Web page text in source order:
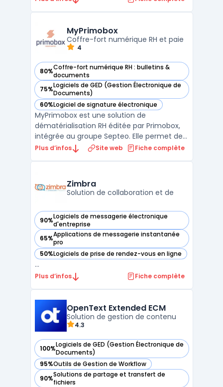
que l'entesure de la rétroaction en temps
réel, l ...
MyPrimobox
Coffre-fort numérique RH et paie
4
80%Coffre-fort numérique RH : bulletins &
documents
— voir MyPrimobox dans cette catégorie
75%Logiciels de GED (Gestion Électronique de
Documents)
— voir MyPrimobox dans cette catégorie
60%Logiciel de signature électronique
— voir MyPrimobox dans cette catégorie
MyPrimobox est une solution de
dématérialisation RH éditée par Primobox,
intégrée au groupe Septeo. Elle permet de
distribuer les bulletins de paie
collaborateur accède à ses documents
depuis un espace personnel sécuris ...
Plus d’infos Site web Fiche complète
Zimbra
Solution de collaboration et de
90%Logiciels de messagerie électronique
d'entreprise
— voir Zimbra dans cette catégorie
65%Applications de messagerie instantanée
pro
— voir Zimbra dans cette catégorie
50%Logiciels de prise de rendez-vous en ligne
— voir Zimbra dans cette catégorie
...
Plus d’infos Fiche complète
OpenText Extended ECM
Solution de gestion de contenu
4.3
100%Logiciels de GED (Gestion Électronique de
Documents)
— voir OpenText Extended ECM dans cette catégorie
95%Outils de Gestion de Workflow
— voir OpenText Extended ECM dans cette catégorie
90%Solutions de partage et transfert de
fichiers
— voir OpenText Extended ECM dans cette catégorie